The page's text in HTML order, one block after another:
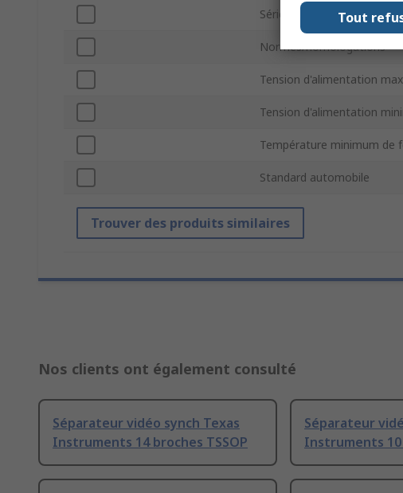
Série
Normes/homologations
Tension d'alimentation
Tension d'alimentation
Température minimum de
Standard automobile
Trouver des produits similaires
Nos clients ont également consulté
Séparateur vidéo synch Texas
Instruments 14 broches TSSOP
Séparateur
Instruments 10
Tout